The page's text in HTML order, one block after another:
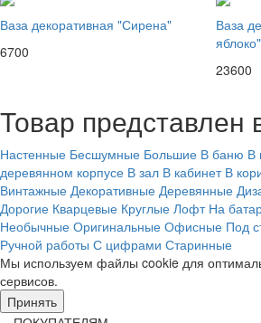
Ваза декоративная "Сирена"
6700
Ваза
яблоко"
23600
Товар представлен
Настенные Бесшумные Большие В баню В
деревянном корпусе В зал В кабинет В
Винтажные Декоративные Деревянные
Дорогие Кварцевые Круглые Лофт На
Необычные Оригинальные Офисные Под
Ручной работы С цифрами Старинные
Мы используем файлы cookie для
сервисов.
Принять